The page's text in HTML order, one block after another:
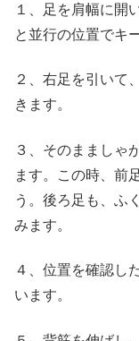
１、足を肩幅に開
と並行の位置でキ
２、右足を引いて
きます。
３、そのまましゃ
ます。この時、前
う。後ろ足も、ふ
みます。
４、位置を確認し
います。